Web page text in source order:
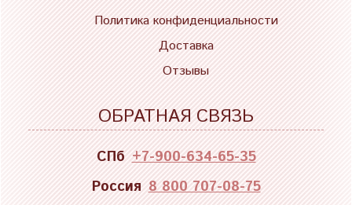
Политика конфиденциальности
Доставка
Отзывы
ОБРАТНАЯ СВЯЗЬ
СПб +7-900-634-65-35
Россия 8 800 707-08-75